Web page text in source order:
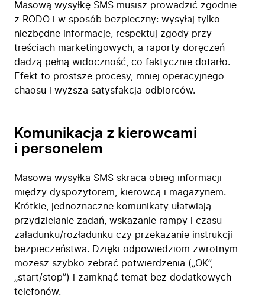
Masową wysyłkę SMS musisz prowadzić zgodnie
z RODO i w sposób bezpieczny: wysyłaj tylko
niezbędne informacje, respektuj zgody przy
treściach marketingowych, a raporty doręczeń
dadzą pełną widoczność, co faktycznie dotarło.
Efekt to prostsze procesy, mniej operacyjnego
chaosu i wyższa satysfakcja odbiorców.
Komunikacja z kierowcami
i personelem
Masowa wysyłka SMS skraca obieg informacji
między dyspozytorem, kierowcą i magazynem.
Krótkie, jednoznaczne komunikaty ułatwiają
przydzielanie zadań, wskazanie rampy i czasu
załadunku/rozładunku czy przekazanie instrukcji
bezpieczeństwa. Dzięki odpowiedziom zwrotnym
możesz szybko zebrać potwierdzenia („OK”,
„start/stop”) i zamknąć temat bez dodatkowych
telefonów.